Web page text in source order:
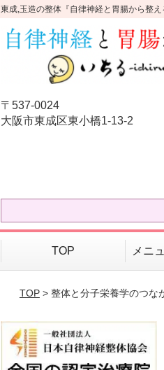
東成,玉造の整体『自律神経と胃腸から整
〒537-0024
大阪市東成区東小橋1-13-2
TOP メニ
TOP> 整体と分子栄養学のつな